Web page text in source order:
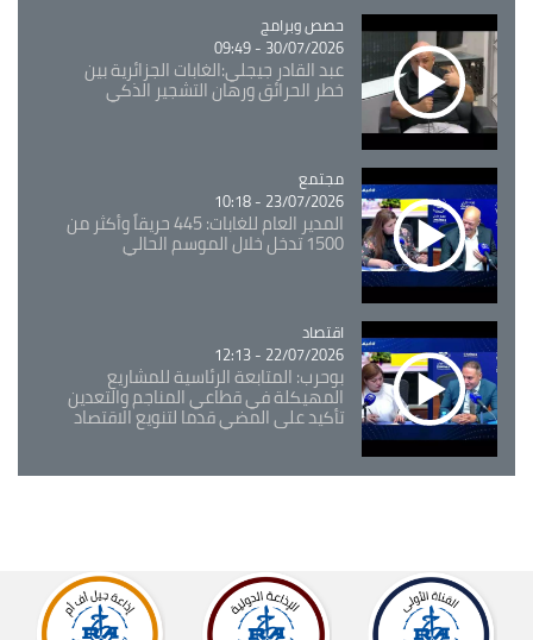
Catégorie
حصص وبرامج
30/07/2026 - 09:49
عبد القادر جيجلي:الغابات الجزائرية بين
خطر الحرائق ورهان التشجير الذكي
Catégorie
مجتمع
23/07/2026 - 10:18
المدير العام للغابات: 445 حريقاً وأكثر من
1500 تدخل خلال الموسم الحالي
Catégorie
اقتصاد
22/07/2026 - 12:13
بوحرب: المتابعة الرئاسية للمشاريع
المهيكلة في قطاعي المناجم والتعدين
تأكيد على المضي قدما لتنويع الاقتصاد